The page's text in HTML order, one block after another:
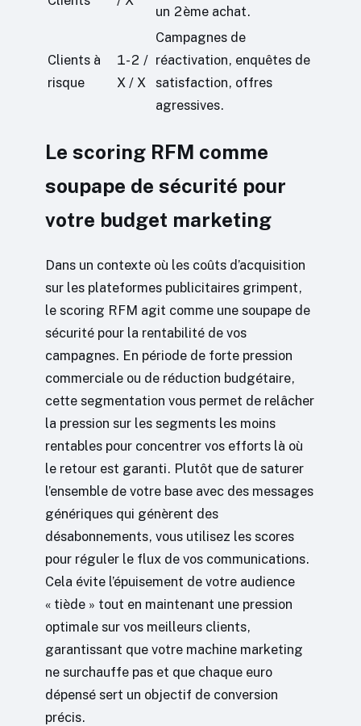
un 2ème achat.
Clients à
risque
1-2 /
X / X
Campagnes de
réactivation, enquêtes de
satisfaction, offres
agressives.
Le scoring RFM comme
soupape de sécurité pour
votre budget marketing
Dans un contexte où les coûts d’acquisition
sur les plateformes publicitaires grimpent,
le scoring RFM agit comme une soupape de
sécurité pour la rentabilité de vos
campagnes. En période de forte pression
commerciale ou de réduction budgétaire,
cette segmentation vous permet de relâcher
la pression sur les segments les moins
rentables pour concentrer vos efforts là où
le retour est garanti. Plutôt que de saturer
l’ensemble de votre base avec des messages
génériques qui génèrent des
désabonnements, vous utilisez les scores
pour réguler le flux de vos communications.
Cela évite l’épuisement de votre audience
« tiède » tout en maintenant une pression
optimale sur vos meilleurs clients,
garantissant que votre machine marketing
ne surchauffe pas et que chaque euro
dépensé sert un objectif de conversion
précis.